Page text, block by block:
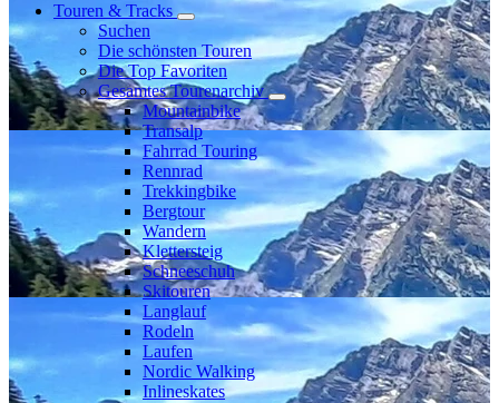
Touren & Tracks
Suchen
Die schönsten Touren
Die Top Favoriten
Gesamtes Tourenarchiv
Mountainbike
Transalp
Fahrrad Touring
Rennrad
Trekkingbike
Bergtour
Wandern
Klettersteig
Schneeschuh
Skitouren
Langlauf
Rodeln
Laufen
Nordic Walking
Inlineskates